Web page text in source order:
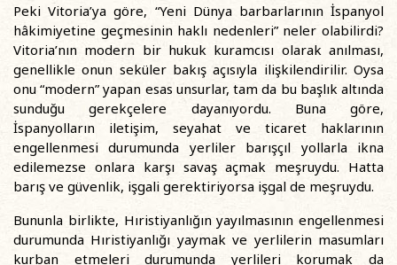
Peki Vitoria’ya göre, “Yeni Dünya barbarlarının İspanyol
hâkimiyetine geçmesinin haklı nedenleri” neler olabilirdi?
Vitoria’nın modern bir hukuk kuramcısı olarak anılması,
genellikle onun seküler bakış açısıyla ilişkilendirilir. Oysa
onu “modern” yapan esas unsurlar, tam da bu başlık altında
sunduğu gerekçelere dayanıyordu. Buna göre,
İspanyolların iletişim, seyahat ve ticaret haklarının
engellenmesi durumunda yerliler barışçıl yollarla ikna
edilemezse onlara karşı savaş açmak meşruydu. Hatta
barış ve güvenlik, işgali gerektiriyorsa işgal de meşruydu.
Bununla birlikte, Hıristiyanlığın yayılmasının engellenmesi
durumunda Hıristiyanlığı yaymak ve yerlilerin masumları
kurban etmeleri durumunda yerlileri korumak da